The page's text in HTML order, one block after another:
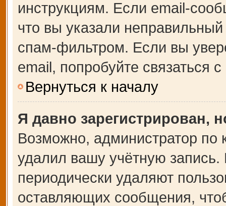
инструкциям. Если email-
что вы указали
спам-фильтром. Если вы
email, попробуйте связаться
Вернуться к началу
Я давно зарегистрирован,
Возможно, администратор по
удалил вашу учётную
периодически удаляют
оставляющих сообщения,